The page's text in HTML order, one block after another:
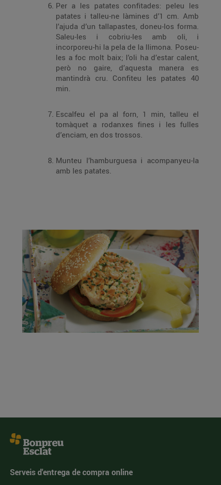
Per a les patates confitades: peleu les
patates i talleu-ne làmines d’1 cm. Amb
l’ajuda d’un tallapastes, doneu-los forma.
Saleu-les i cobriu-les amb oli, i
incorporeu-hi la pela de la llimona. Poseu-
les a foc molt baix; l’oli ha d’estar calent,
però no gaire, d’aquesta manera es
mantindrà cru. Confiteu les patates 40
min.
Escalfeu el pa al forn, 1 min, talleu el
tomàquet a rodanxes fines i les fulles
d’enciam, en dos trossos.
Munteu l’hamburguesa i acompanyeu-la
amb les patates.
Serveis d'entrega de compra online